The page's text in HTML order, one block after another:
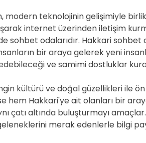
modern teknolojinin gelişimiyle
internet üzerinden iletişim
sohbet odalarıdır. Hakkari sohbet
bir araya gelerek yeni
ve samimi dostluklar
kültürü ve doğal güzellikleri ile ön
hem Hakkari'ye ait olanları bir
çatı altında buluşturmayı
merak edenlerle bilgi